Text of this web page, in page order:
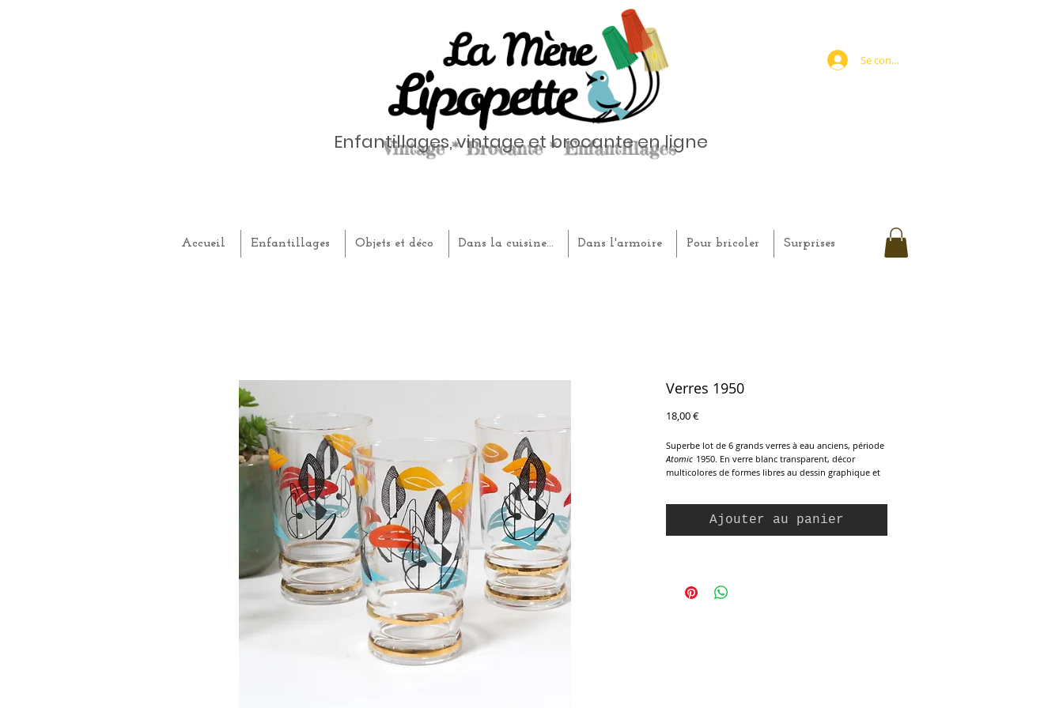
Enfantillages, vintage et brocante en ligne
Accueil Enfantillages Objets et déco Dans la cuisine... Dans l'armoire Pour bricoler Surprises
Se connecter
Verres 1950
18,00 €Prix
Superbe lot de 6 grands verres à eau anciens, période
Atomic 1950. En verre blanc transparent, décor
multicolores de formes libres au dessin graphique et
Hauteur : 11 cm
Diamètre au buvant : 6,5 cm
Ajouter au panier